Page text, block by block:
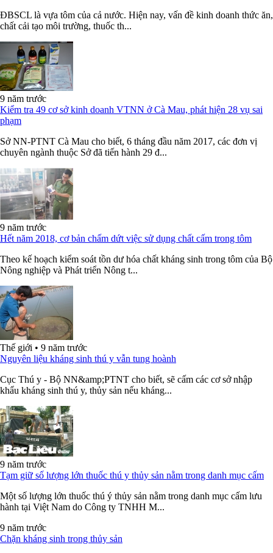
ĐBSCL là vựa tôm của cả nước. Hiện nay, vấn đề kinh doanh thức ăn,
chất cải tạo môi trường, thuốc th...
9 năm trước
Kiểm tra 49 cơ sở kinh doanh VTNN ở Cà Mau, phát hiện 28 vụ sai
phạm
Sở NN-PTNT Cà Mau cho biết, 6 tháng đầu năm 2017, các đơn vị
chuyên ngành thuộc Sở đã tiến hành 29 đ...
9 năm trước
Hết năm 2018, cơ bản chấm dứt việc sử dụng chất cấm trong tôm
Theo kế hoạch kiểm soát tồn dư hóa chất kháng sinh trong tôm của Bộ
Nông nghiệp và Phát triển Nông t...
Thế giới • 9 năm trước
Nguyên liệu kháng sinh thú y vẫn tung hoành
Cục Thú y - Bộ NN&amp;PTNT cho biết, sẽ cấm các cơ sở nhập
khẩu kháng sinh thú y, thủy sản nếu kháng...
9 năm trước
Tạm giữ số lượng lớn thuốc thú y thủy sản nằm trong danh mục cấm
Một số lượng lớn thuốc thú ý thủy sản nằm trong danh mục cấm lưu
hành tại Việt Nam do Công ty TNHH M...
9 năm trước
Chặn kháng sinh trong thủy sản